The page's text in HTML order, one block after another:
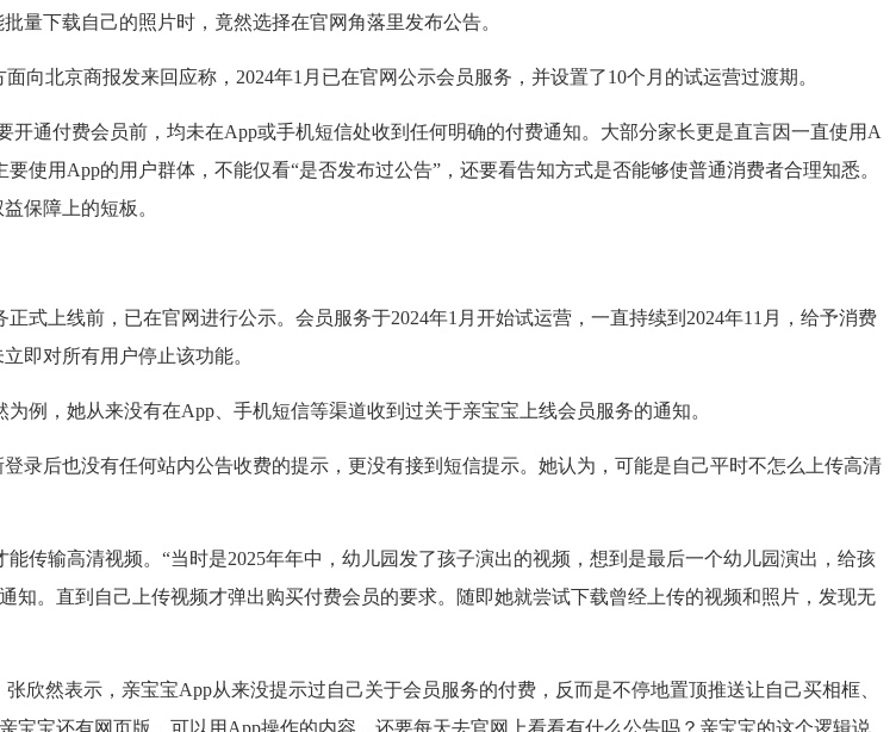
量下载自己的照片时，竟然选择在官网角落里发布公告。
北京商报发来回应称，2024年1月已在官网公示会员服务，并设置了10个月的试运营过渡期。
付费会员前，均未在App或手机短信处收到任何明确的付费通知。大部分家长更是直言因一直使用A
使用App的用户群体，不能仅看“是否发布过公告”，还要看告知方式是否能够使普通消费者合理知悉。
保障上的短板。
上线前，已在官网进行公示。会员服务于2024年1月开始试运营，一直持续到2024年11月，给予消费
即对所有用户停止该功能。
，她从来没有在App、手机短信等渠道收到过关于亲宝宝上线会员服务的通知。
后也没有任何站内公告收费的提示，更没有接到短信提示。她认为，可能是自己平时不怎么上传高清
输高清视频。“当时是2025年年中，幼儿园发了孩子演出的视频，想到是最后一个幼儿园演出，给孩
。直到自己上传视频才弹出购买付费会员的要求。随即她就尝试下载曾经上传的视频和照片，发现无
然表示，亲宝宝App从来没提示过自己关于会员服务的付费，反而是不停地置顶推送让自己买相框、
宝还有网页版。可以用App操作的内容，还要每天去官网上看看有什么公告吗？亲宝宝的这个逻辑说